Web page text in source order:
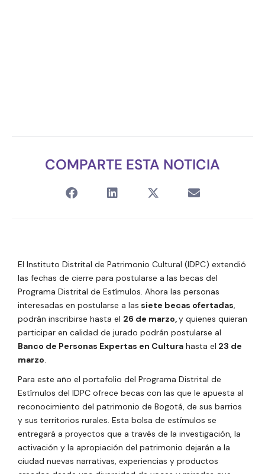
COMPARTE ESTA NOTICIA
El Instituto Distrital de Patrimonio Cultural (IDPC) extendió
las fechas de cierre para postularse a las becas del
Programa Distrital de Estímulos. Ahora las personas
interesadas en postularse a las siete becas ofertadas,
podrán inscribirse hasta el 26 de marzo,y quienes quieran
participar en calidad de jurado podrán postularse al
Banco de Personas Expertas en Cultura hasta el 23 de
marzo.
Para este año el portafolio del Programa Distrital de
Estímulos del IDPC ofrece becas con las que le apuesta al
reconocimiento del patrimonio de Bogotá, de sus barrios
y sus territorios rurales. Esta bolsa de estímulos se
entregará a proyectos que a través de la investigación, la
activación y la apropiación del patrimonio dejarán a la
ciudad nuevas narrativas, experiencias y productos